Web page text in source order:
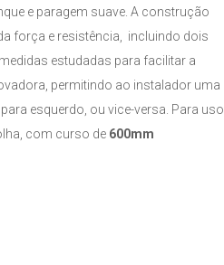
e paragem suave. A construção
força e resistência, incluindo dois
estudadas para facilitar a
permitindo ao instalador uma
esquerdo, ou vice-versa. Para uso
com curso de 600mm